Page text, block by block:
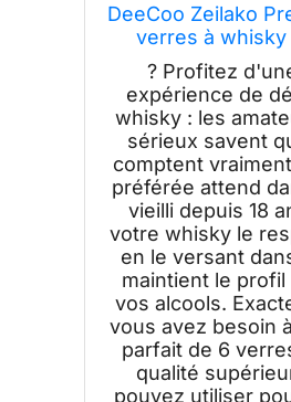
DeeCoo Zeilako
verres à whisky
Verres à
rhum, bar
? Profitez
expérience de
whisky : les
sérieux savent
comptent
préférée attend
vieilli depuis 18
votre whisky le
en le versant
maintient le
vos alcools.
vous avez besoin
parfait de 6
qualité
pouvez utiliser